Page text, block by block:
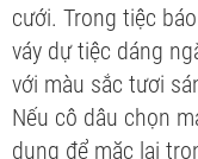
cưới. Trong tiệc
váy dự tiệc dáng
với màu sắc tươi
Nếu cô dâu chọn
dụng để mặc lại